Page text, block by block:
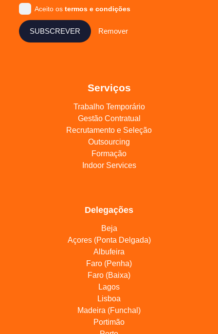
Serviços
Trabalho Temporário
Gestão Contratual
Recrutamento e Seleção
Outsourcing
Formação
Indoor Services
Delegações
Beja
Açores (Ponta Delgada)
Albufeira
Faro (Penha)
Faro (Baixa)
Lagos
Lisboa
Madeira (Funchal)
Portimão
Aceito ostermos e condições
SUBSCREVER Remover